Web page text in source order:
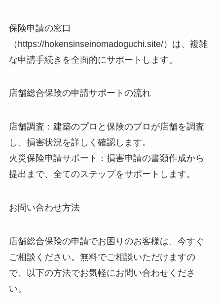
保険申請の窓口
（https://hokensinseinomadoguchi.site/）は、複雑
な申請手続きを全面的にサポートします。
店舗総合保険の申請サポートの流れ
店舗調査：建築のプロと保険のプロが店舗を調査
し、損害状況を詳しく確認します。
火災保険申請サポート：損害申請の書類作成から
提出まで、全てのステップをサポートします。
お問い合わせ方法
店舗総合保険の申請でお困りのお客様は、今すぐ
ご相談ください。無料でご相談いただけますの
で、以下の方法でお気軽にお問い合わせくださ
い。